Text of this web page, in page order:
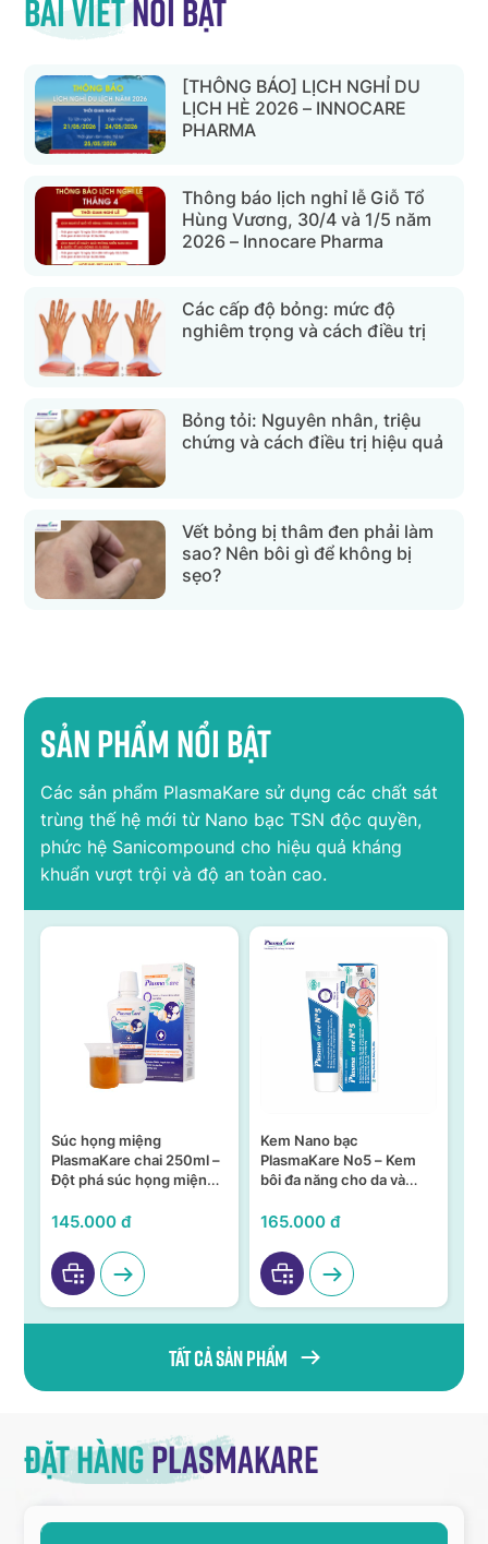
Bài viếtnổi bật
[THÔNG BÁO] LỊCH NGHỈ DU
LỊCH HÈ 2026 – INNOCARE
PHARMA
Thông báo lịch nghỉ lễ Giỗ Tổ
Hùng Vương, 30/4 và 1/5 năm
2026 – Innocare Pharma
Các cấp độ bỏng: mức độ
nghiêm trọng và cách điều trị
Bỏng tỏi: Nguyên nhân, triệu
chứng và cách điều trị hiệu quả
Vết bỏng bị thâm đen phải làm
sao? Nên bôi gì để không bị
sẹo?
Sản phẩm nổi bật
Các sản phẩm PlasmaKare sử dụng các chất sát
trùng thế hệ mới từ Nano bạc TSN độc quyền,
phức hệ Sanicompound cho hiệu quả kháng
khuẩn vượt trội và độ an toàn cao.
Súc họng miệng
PlasmaKare chai 250ml –
Đột phá súc họng miệng
145.000 đ
Kem Nano bạc
PlasmaKare No5 – Kem
bôi đa năng cho da và
165.000 đ
Tất cả sản phẩm
Đặt hàngPlasmakare